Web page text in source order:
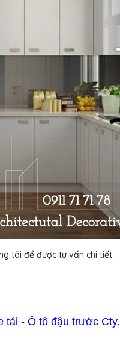
tôi để được tư vấn chi tiết.
tải - Ô tô đậu trước Cty.